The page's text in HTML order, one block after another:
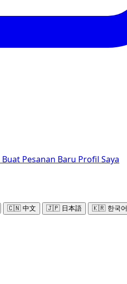
Buat Pesanan Baru Profil Saya
🇨🇳 中文 🇯🇵 日本語 🇰🇷 한국어